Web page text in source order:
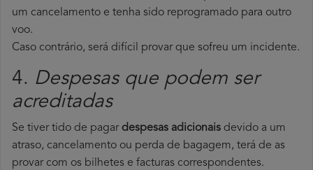
um cancelamento e tenha sido reprogramado para outro
voo.
Caso contrário, será difícil provar que sofreu um incidente.
4. Despesas que podem ser
acreditadas
Se tiver tido de pagardespesas adicionais devido a um
atraso, cancelamento ou perda de bagagem, terá de as
provar com os bilhetes e facturas correspondentes.